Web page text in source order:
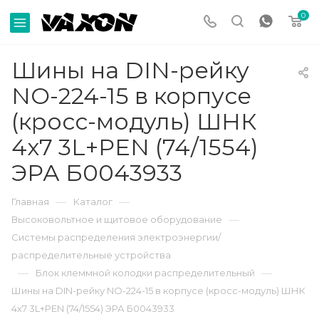
0
Шины на DIN-рейку
NO-224-15 в корпусе
(кросс-модуль) ШНК
4х7 3L+PEN (74/1554)
ЭРА Б0043933
Главная — Каталог —
Высоковольтное и щитовое оборудование —
Системы распределения электроэнергии/
распределительные устройства
— Блок клеммной колодки распределительный —
Шины на DIN-рейку NO-224-15 в корпусе (кросс-модуль) ШНК
4х7 3L+PEN (74/1554) ЭРА Б0043933